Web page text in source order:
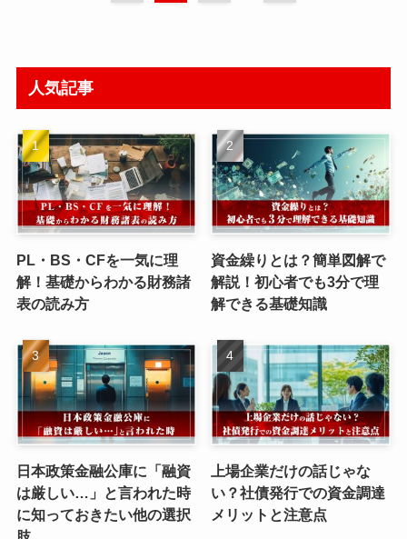
人気記事
PL・BS・CFを一気に理
解！基礎からわかる財務諸
表の読み方
資金繰りとは？簡単図解で
解説！初心者でも3分で理
解できる基礎知識
日本政策金融公庫に「融資
は厳しい…」と言われた時
に知っておきたい他の選択
上場企業だけの話じゃな
い？社債発行での資金調達
メリットと注意点